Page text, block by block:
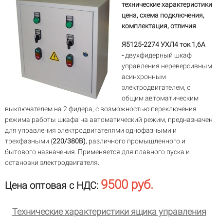
технические характеристики
цена, схема подключения,
комплектация, отличия
Я5125-2274 УХЛ4 ток 1,6А
-двухфидерный шкаф
управления нереверсивным
асинхронным
электродвигателем, с
общим автоматическим
выключателем на 2 фидера, c возможностью переключения
режима работы шкафа на автоматический режим, предназначен
для управления электродвигателями однофазными и
трехфазными (220/380В), различного промышленного и
бытового назначения. Применяется для плавного пуска и
остановки электродвигателя.
Цена оптовая с НДС: 9500 руб.
Технические характеристики ящика управления